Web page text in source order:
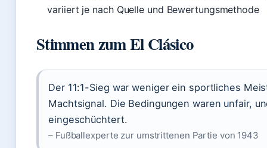
variiert je nach Quelle und Bewertungsmethode
Stimmen zum El Clásico
Der 11:1-Sieg war weniger ein sportliches
Machtsignal. Die Bedingungen waren unfair,
eingeschüchtert.
– Fußballexperte zur umstrittenen Partie von 1943